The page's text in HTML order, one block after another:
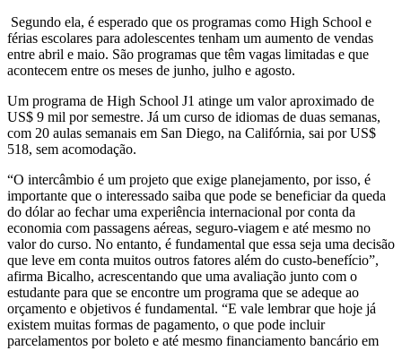
Segundo ela, é esperado que os programas como High School e
férias escolares para adolescentes tenham um aumento de vendas
entre abril e maio. São programas que têm vagas limitadas e que
acontecem entre os meses de junho, julho e agosto.
Um programa de High School J1 atinge um valor aproximado de
US$ 9 mil por semestre. Já um curso de idiomas de duas semanas,
com 20 aulas semanais em San Diego, na Califórnia, sai por US$
518, sem acomodação.
“O intercâmbio é um projeto que exige planejamento, por isso, é
importante que o interessado saiba que pode se beneficiar da queda
do dólar ao fechar uma experiência internacional por conta da
economia com passagens aéreas, seguro-viagem e até mesmo no
valor do curso. No entanto, é fundamental que essa seja uma decisão
que leve em conta muitos outros fatores além do custo-benefício”,
afirma Bicalho, acrescentando que uma avaliação junto com o
estudante para que se encontre um programa que se adeque ao
orçamento e objetivos é fundamental. “E vale lembrar que hoje já
existem muitas formas de pagamento, o que pode incluir
parcelamentos por boleto e até mesmo financiamento bancário em